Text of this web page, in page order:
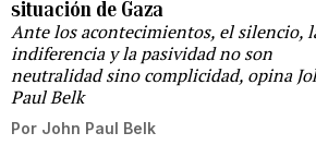
situación de Gaza
Ante los acontecimientos, el silencio,
indiferencia y la pasividad no son
neutralidad sino complicidad, opina
Paul Belk
Por John Paul Belk